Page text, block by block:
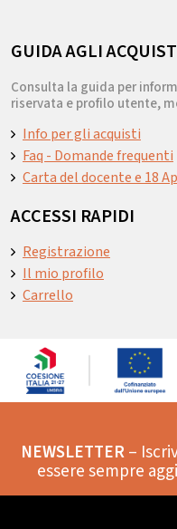
GUIDA AGLI
Consulta la guida per
riservata e profilo utente,
Info per gli acquisti
Faq - Domande frequenti
Carta del docente e 18
ACCESSI RAPIDI
Registrazione
Il mio profilo
Carrello
NEWSLETTER–
essere sempre